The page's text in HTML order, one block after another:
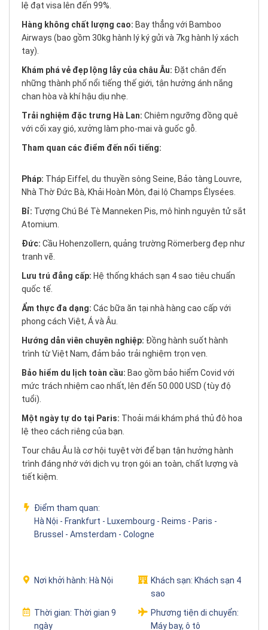
lệ đạt visa lên đến 99%.
Hàng không chất lượng cao: Bay thẳng với Bamboo
Airways (bao gồm 30kg hành lý ký gửi và 7kg hành lý xách
tay).
Khám phá vẻ đẹp lộng lẫy của châu Âu: Đặt chân đến
những thành phố nổi tiếng thế giới, tận hưởng ánh nắng
chan hòa và khí hậu dịu nhẹ.
Trải nghiệm đặc trưng Hà Lan: Chiêm ngưỡng đồng quê
với cối xay gió, xưởng làm pho-mai và guốc gỗ.
Tham quan các điểm đến nổi tiếng:
Pháp: Tháp Eiffel, du thuyền sông Seine, Bảo tàng Louvre,
Nhà Thờ Đức Bà, Khải Hoàn Môn, đại lộ Champs Élysées.
Bỉ: Tượng Chú Bé Tè Manneken Pis, mô hình nguyên tử sắt
Atomium.
Đức: Cầu Hohenzollern, quảng trường Römerberg đẹp như
tranh vẽ.
Lưu trú đẳng cấp: Hệ thống khách sạn 4 sao tiêu chuẩn
quốc tế.
Ẩm thực đa dạng: Các bữa ăn tại nhà hàng cao cấp với
phong cách Việt, Á và Âu.
Hướng dẫn viên chuyên nghiệp: Đồng hành suốt hành
trình từ Việt Nam, đảm bảo trải nghiệm trọn vẹn.
Bảo hiểm du lịch toàn cầu: Bao gồm bảo hiểm Covid với
mức trách nhiệm cao nhất, lên đến 50.000 USD (tùy độ
tuổi).
Một ngày tự do tại Paris: Thoải mái khám phá thủ đô hoa
lệ theo cách riêng của bạn.
Tour châu Âu là cơ hội tuyệt vời để bạn tận hưởng hành
trình đáng nhớ với dịch vụ trọn gói an toàn, chất lượng và
tiết kiệm.
Điểm tham quan:
Hà Nội - Frankfurt - Luxembourg - Reims - Paris -
Brussel - Amsterdam - Cologne
Nơi khởi hành: Hà Nội Khách sạn: Khách sạn 4
sao
Thời gian: Thời gian 9
ngày
Phương tiện di chuyển:
Máy bay, ô tô